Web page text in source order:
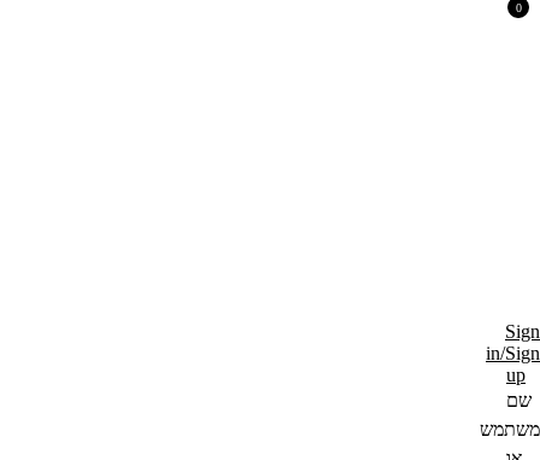
Sign
in/Sign
up
שם
משתמש
0